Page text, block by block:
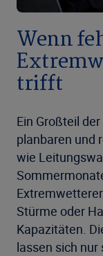
Wenn
trifft
Ein Großteil
planbaren und
wie
Stürme oder
Kapazitäten.
lassen sich nur